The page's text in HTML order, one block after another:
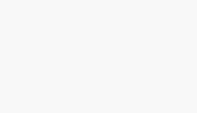
As máquinas de corte a laser são